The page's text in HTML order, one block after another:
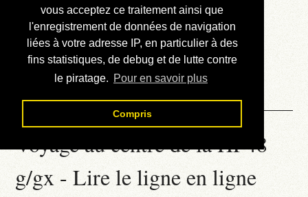
vous acceptez ce traitement ainsi que
l'enregistrement de données de navigation
liées à votre adresse IP, en particulier à des
fins statistiques, de debug et de lutte contre
le piratage. Pour en savoir plus
Compris
Annonces
Liens externes
Téléchargement
Contact
Voyage au centre de la HP48
g/gx - Lire le ligne en ligne